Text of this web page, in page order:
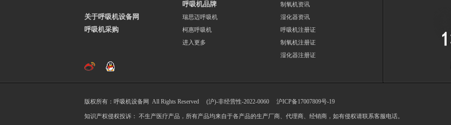
关于呼吸机设备网
呼吸机采购
呼吸机品牌
瑞思迈呼吸机
柯惠呼吸机
进入更多
制氧机资讯
湿化器资讯
呼吸机注册证
制氧机注册证
湿化器注册证
版权所有：呼吸机设备网 All Rights Reserved (沪)-非经营性-2022-0060 沪ICP备17007809号-19
知识产权侵权投诉： 不生产医疗产品，所有产品均来自于各产品的生产厂商、代理商、经销商，如有侵权请联系客服电话。